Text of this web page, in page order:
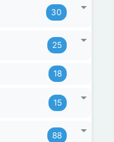
30
25
18
15
88